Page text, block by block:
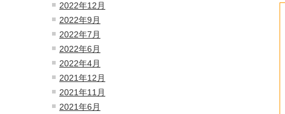
2022年12月
2022年9月
2022年7月
2022年6月
2022年4月
2021年12月
2021年11月
2021年6月